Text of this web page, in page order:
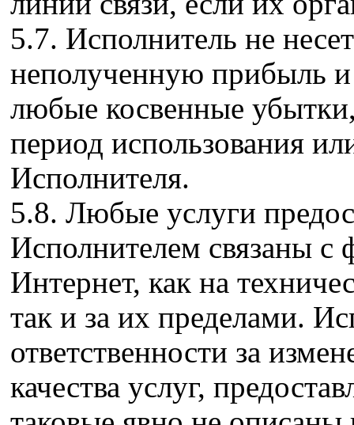
5.7. Исполнитель не
неполученную прибыль
любые косвенные
период использования
Исполнителя.
5.8. Любые услуги
Исполнителем связаны
Интернет, как на
так и за их пределами.
ответственности за
качества услуг,